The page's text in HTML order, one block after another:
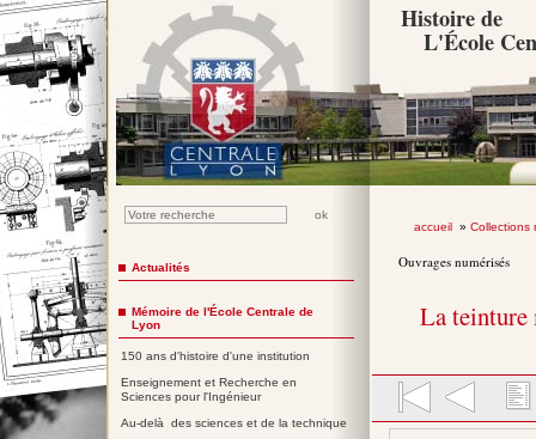
Histoire de
L'École
accueil» Collections
Ouvrages numérisés
La teinture
Actualités
Mémoire de l'École Centrale de
Lyon
150 ans d'histoire d'une institution
Enseignement et Recherche en
Sciences pour l'Ingénieur
Au-delà des sciences et de la technique